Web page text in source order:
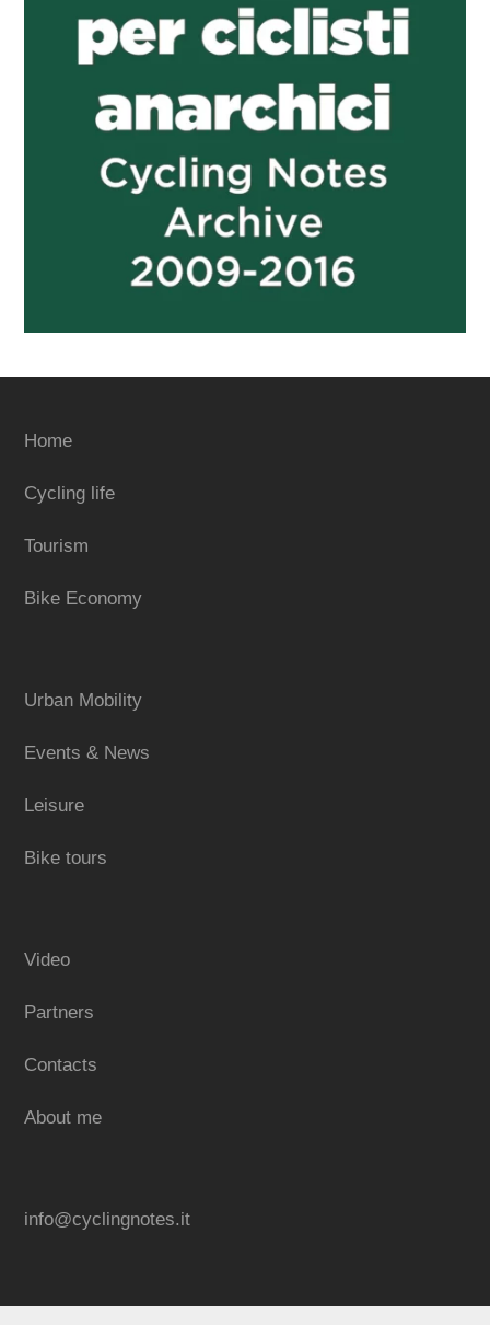
Home
Cycling life
Tourism
Bike Economy
Urban Mobility
Events & News
Leisure
Bike tours
Video
Partners
Contacts
About me
info@cyclingnotes.it